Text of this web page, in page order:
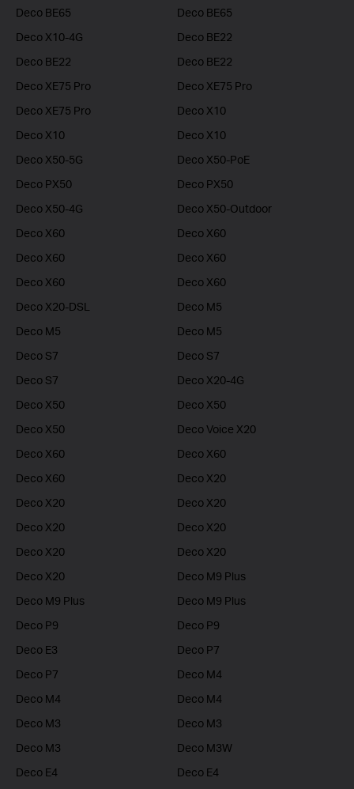
Deco BE65
Deco BE65
Deco X10-4G
Deco BE22
Deco BE22
Deco BE22
Deco XE75 Pro
Deco XE75 Pro
Deco XE75 Pro
Deco X10
Deco X10
Deco X10
Deco X50-5G
Deco X50-PoE
Deco PX50
Deco PX50
Deco X50-4G
Deco X50-Outdoor
Deco X60
Deco X60
Deco X60
Deco X60
Deco X60
Deco X60
Deco X20-DSL
Deco M5
Deco M5
Deco M5
Deco S7
Deco S7
Deco S7
Deco X20-4G
Deco X50
Deco X50
Deco X50
Deco Voice X20
Deco X60
Deco X60
Deco X60
Deco X20
Deco X20
Deco X20
Deco X20
Deco X20
Deco X20
Deco X20
Deco X20
Deco M9 Plus
Deco M9 Plus
Deco M9 Plus
Deco P9
Deco P9
Deco E3
Deco P7
Deco P7
Deco M4
Deco M4
Deco M4
Deco M3
Deco M3
Deco M3
Deco M3W
Deco E4
Deco E4